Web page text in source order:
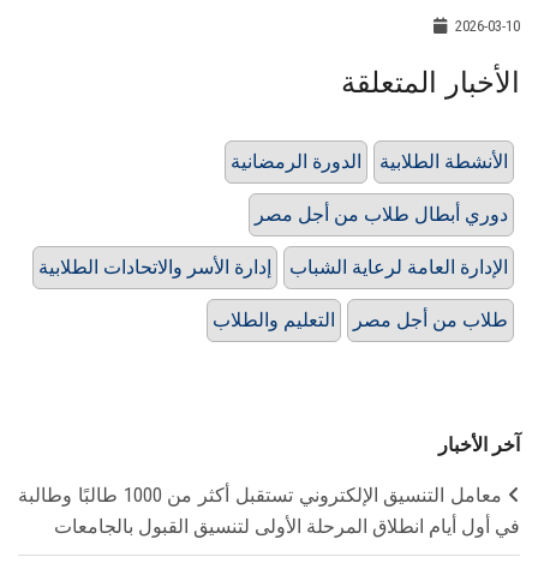
2026-03-10
الأخبار المتعلقة
الدورة الرمضانية الأنشطة الطلابية
دوري أبطال طلاب من أجل مصر
إدارة الأسر والاتحادات الطلابية الإدارة العامة لرعاية الشباب
التعليم والطلاب طلاب من أجل مصر
آخر الأخبار
معامل التنسيق الإلكتروني تستقبل أكثر من 1000 طالبًا وطالبة
في أول أيام انطلاق المرحلة الأولى لتنسيق القبول بالجامعات